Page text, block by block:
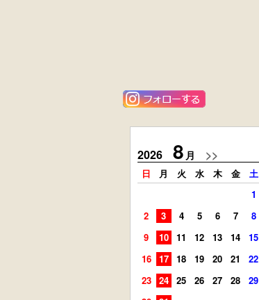
2026 8 月 >>
日 月 火 水 木 金
土
1
2
3 4 5 6 7
8
9
10 11 12 13 14
15
16
17 18 19 20 21
22
23
24 25 26 27 28
29